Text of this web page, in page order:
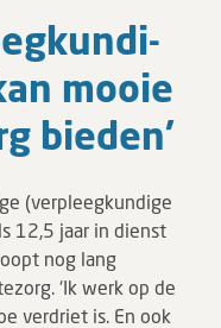
mooie
bieden'
(verpleegkundige
12,5 jaar in dienst
nog lang
‘Ik werk op de
verdriet is. En ook